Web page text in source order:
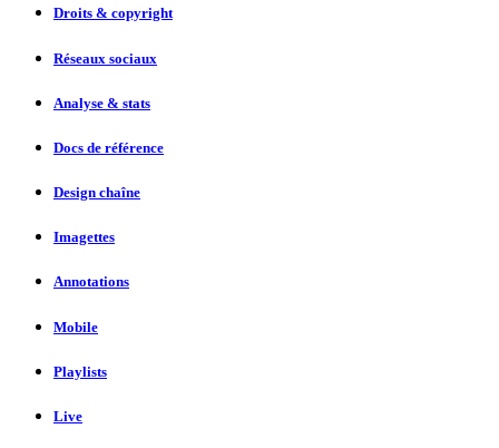
Droits & copyright
Réseaux sociaux
Analyse & stats
Docs de référence
Design chaîne
Imagettes
Annotations
Mobile
Playlists
Live